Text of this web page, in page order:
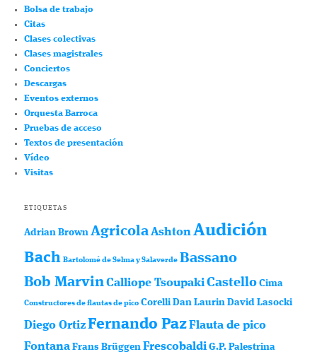
Bolsa de trabajo
Citas
Clases colectivas
Clases magistrales
Conciertos
Descargas
Eventos externos
Orquesta Barroca
Pruebas de acceso
Textos de presentación
Vídeo
Visitas
ETIQUETAS
Adrian Brown AgricolaAshtonAudición
Bach Bartolomé de Selma y Salaverde Bassano
Bob MarvinCalliope TsoupakiCastello Cima
Constructores de flautas de pico Corelli Dan Laurin David Lasocki
Diego OrtizFernando PazFlauta de pico
Fontana Frans Brüggen Frescobaldi G.P. Palestrina